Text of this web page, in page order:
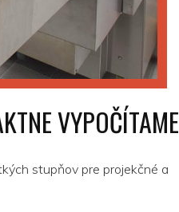
VYPOČÍTAME
stupňov pre projekčné a